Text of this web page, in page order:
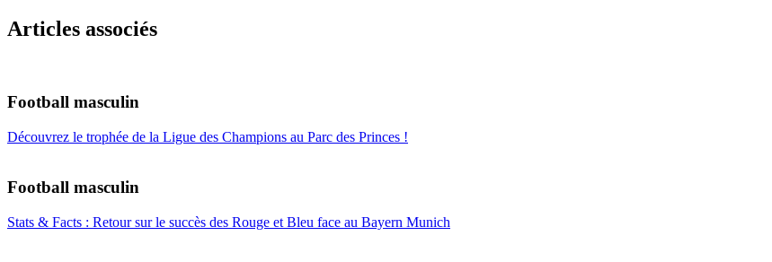
Articles associés
Football masculin
Découvrez le trophée de la Ligue des Champions au Parc des Princes !
Football masculin
Stats & Facts : Retour sur le succès des Rouge et Bleu face au Bayern Munich